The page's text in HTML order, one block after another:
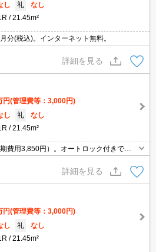
し 礼
なし
21.45m²
分(税込)。インターネット無料。
詳細を見る
円(管理費等：3,000円)
し 礼
なし
21.45m²
費用3,850円）。オートロック付きで女
へ35m。北九州市立大学へ180m。
詳細を見る
円(管理費等：3,000円)
し 礼
なし
21.45m²